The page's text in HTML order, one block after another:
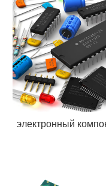
электронный